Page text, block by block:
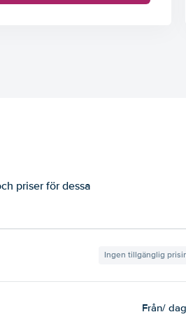
priser för dessa
Ingen tillgänglig
Från/ dag